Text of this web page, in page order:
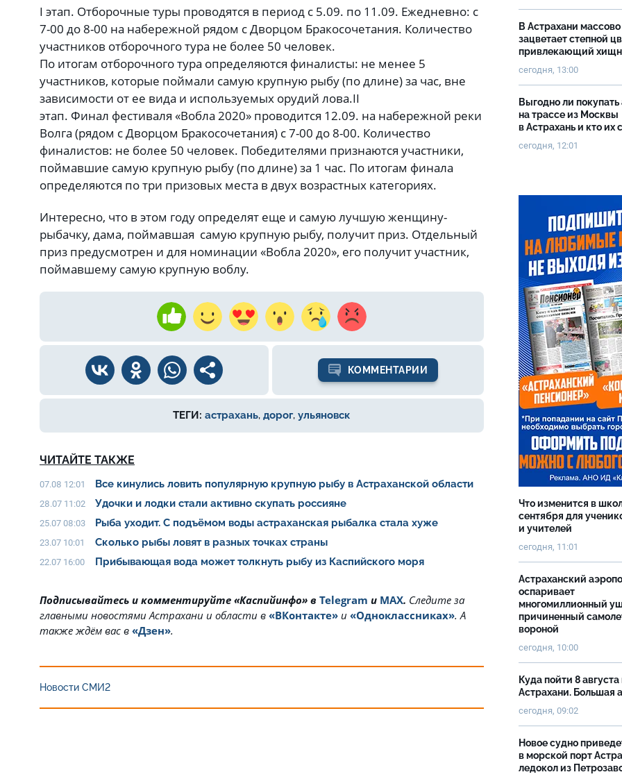
I этап. Отборочные туры проводятся в период с 5.09. по 11.09. Ежедневно: с
7-00 до 8-00 на набережной рядом с Дворцом Бракосочетания. Количество
участников отборочного тура не более 50 человек.
По итогам отборочного тура определяются финалисты: не менее 5
участников, которые поймали самую крупную рыбу (по длине) за час, вне
зависимости от ее вида и используемых орудий лова.II
этап. Финал фестиваля «Вобла 2020» проводится 12.09. на набережной реки
Волга (рядом с Дворцом Бракосочетания) с 7-00 до 8-00. Количество
финалистов: не более 50 человек. Победителями признаются участники,
поймавшие самую крупную рыбу (по длине) за 1 час. По итогам финала
определяются по три призовых места в двух возрастных категориях.
Интересно, что в этом году определят еще и самую лучшую женщину-
рыбачку, дама, поймавшая самую крупную рыбу, получит приз. Отдельный
приз предусмотрен и для номинации «Вобла 2020», его получит участник,
поймавшему самую крупную воблу.
КОММЕНТАРИИ
ТЕГИ: астрахань, дорог, ульяновск
ЧИТАЙТЕ ТАКЖЕ
07.08 12:01 Все кинулись ловить популярную крупную рыбу в Астраханской области
28.07 11:02 Удочки и лодки стали активно скупать россияне
25.07 08:03 Рыба уходит. С подъёмом воды астраханская рыбалка стала хуже
23.07 10:01 Сколько рыбы ловят в разных точках страны
22.07 16:00 Прибывающая вода может толкнуть рыбу из Каспийского моря
Подписывайтесь и комментируйте «Каспийинфо» в Telegram и MAX. Cледите за
главными новостями Астрахани и области в «ВКонтакте» и «Одноклассниках». А
также ждём вас в «Дзен».
Новости СМИ2
В Астрахани массово
зацветает степной
привлекающий
сегодня, 13:00
Выгодно ли
на трассе из Москвы
в Астрахань и кто их
сегодня, 12:01
Что изменится в
сентября для
и учителей
сегодня, 11:01
Астраханский
оспаривает
многомиллионный
причиненный
вороной
сегодня, 10:00
Куда пойти 8 августа
Астрахани. Большая
сегодня, 09:02
Новое судно
в морской порт
ледокол из